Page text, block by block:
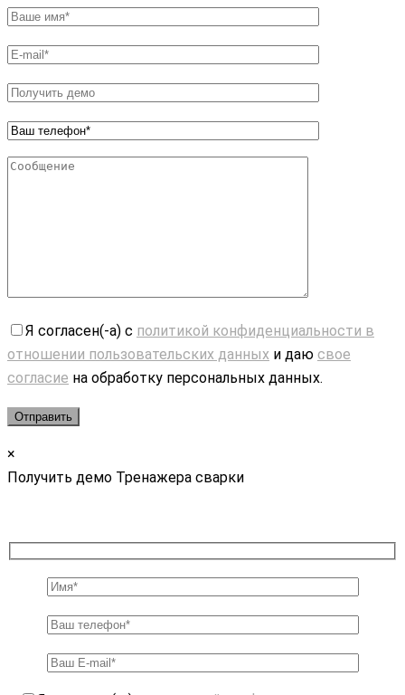
Я согласен(-а) с политикой конфиденциальности в
отношении пользовательских данных и даю свое
согласие на обработку персональных данных.
×
Получить демо Тренажера сварки